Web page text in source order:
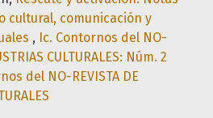
cultural, comunicación y
, Ic. Contornos del NO-
CULTURALES: Núm. 2
del NO-REVISTA DE